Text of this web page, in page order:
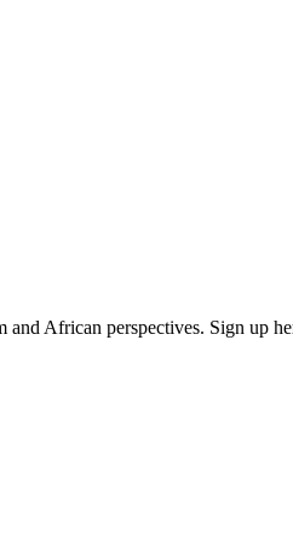
African perspectives. Sign up